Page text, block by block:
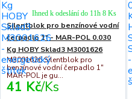
Silentblok pro benzínové vodní
čerpadlo 1" - MAR-POL 0.030
Kg HOBY Sklad3 M3001626
M3001626 Silentblok pro
benzínové vodní čerpadlo 1"
MAR-POL je gu...
41 Kč/Ks
Ihned k odeslání do 11h 8 Ks